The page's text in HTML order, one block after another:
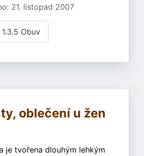
21. listopad 2007
Obuv
oblečení u žen
je tvořena dlouhým lehkým